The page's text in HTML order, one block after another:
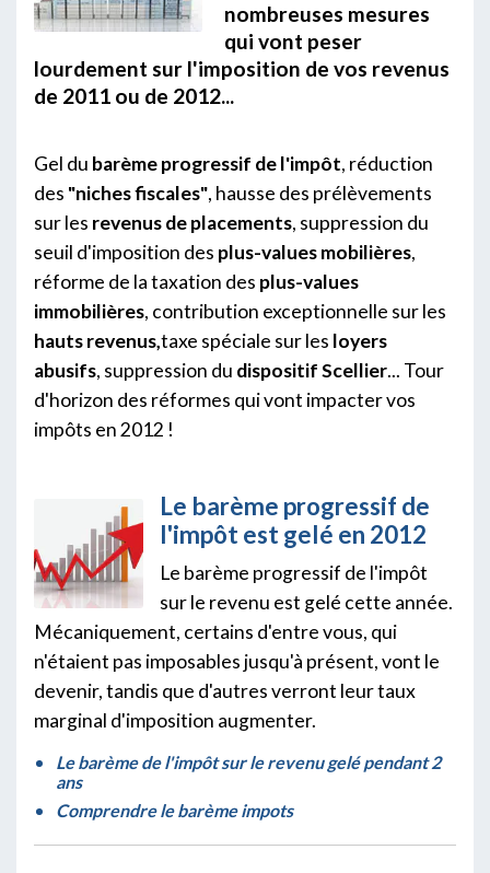
nombreuses mesures
qui vont peser
lourdement sur l'imposition de vos revenus
de 2011 ou de 2012...
Gel du barème progressif de l'impôt, réduction
des "niches fiscales", hausse des prélèvements
sur les revenus de placements, suppression du
seuil d'imposition des plus-values mobilières,
réforme de la taxation des plus-values
immobilières, contribution exceptionnelle sur les
hauts revenus,taxe spéciale sur les loyers
abusifs, suppression du dispositif Scellier... Tour
d'horizon des réformes qui vont impacter vos
impôts en 2012 !
Le barème progressif de
l'impôt est gelé en 2012
Le barème progressif de l'impôt
sur le revenu est gelé cette année.
Mécaniquement, certains d'entre vous, qui
n'étaient pas imposables jusqu'à présent, vont le
devenir, tandis que d'autres verront leur taux
marginal d'imposition augmenter.
Le barème de l'impôt sur le revenu gelé pendant 2
ans
Comprendre le barème impots